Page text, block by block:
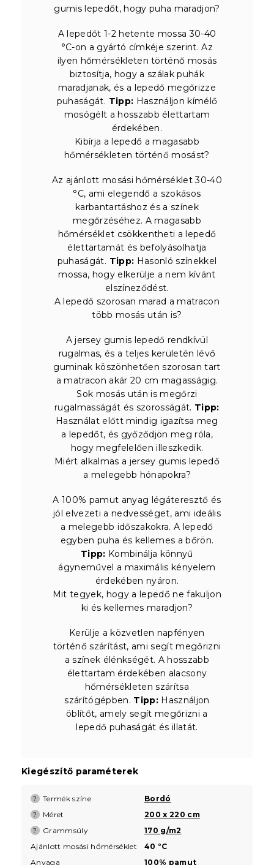
gumis lepedőt, hogy puha maradjon?
A lepedőt 1-2 hetente mossa 30-40
°C-on a gyártó címkéje szerint. Az
ilyen hőmérsékleten történő mosás
biztosítja, hogy a szálak puhák
maradjanak, és a lepedő megőrizze
puhaságát. Tipp: Használjon kímélő
mosógélt a hosszabb élettartam
érdekében.
Kibírja a lepedő a magasabb
hőmérsékleten történő mosást?
Az ajánlott mosási hőmérséklet 30-40
°C, ami elegendő a szokásos
karbantartáshoz és a színek
megőrzéséhez. A magasabb
hőmérséklet csökkentheti a lepedő
élettartamát és befolyásolhatja
puhaságát. Tipp: Hasonló színekkel
mossa, hogy elkerülje a nem kívánt
elszíneződést.
A lepedő szorosan marad a matracon
több mosás után is?
A jersey gumis lepedő rendkívül
rugalmas, és a teljes kerületén lévő
guminak köszönhetően szorosan tart
a matracon akár 20 cm magasságig.
Sok mosás után is megőrzi
rugalmasságát és szorosságát. Tipp:
Használat előtt mindig igazítsa meg
a lepedőt, és győződjön meg róla,
hogy megfelelően illeszkedik.
Miért alkalmas a jersey gumis lepedő
a melegebb hónapokra?
A 100% pamut anyag légáteresztő és
jól elvezeti a nedvességet, ami ideális
a melegebb időszakokra. A lepedő
egyben puha és kellemes a bőrön.
Tipp: Kombinálja könnyű
ágyneművel a maximális kényelem
érdekében nyáron.
Mit tegyek, hogy a lepedő ne fakuljon
ki és kellemes maradjon?
Kerülje a közvetlen napfényen
történő szárítást, ami segít megőrizni
a színek élénkségét. A hosszabb
élettartam érdekében alacsony
hőmérsékleten szárítsa
szárítógépben. Tipp: Használjon
öblítőt, amely segít megőrizni a
lepedő puhaságát és illatát.
Kiegészítő paraméterek
? Termék színe Bordó
? Méret 200 x 220 cm
? Grammsúly
170 g/m2
Ajánlott mosási hőmérséklet
40 °C
Anyaga
100% pamut